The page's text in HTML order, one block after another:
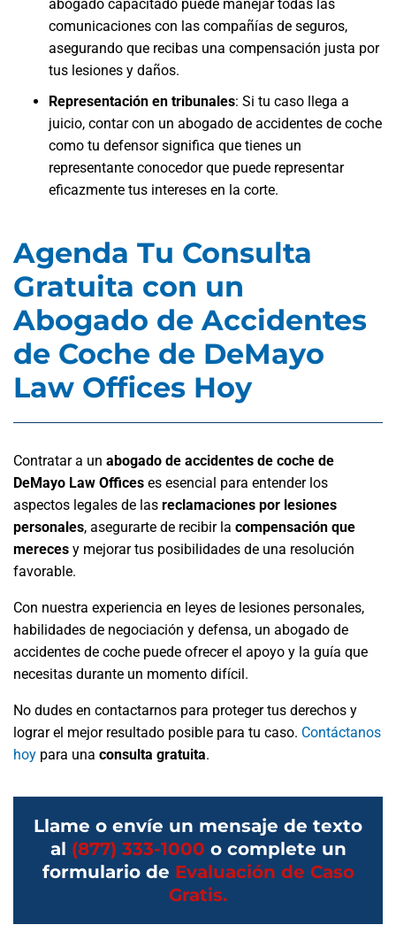
abogado capacitado puede manejar todas las
comunicaciones con las compañías de seguros,
asegurando que recibas una compensación justa por
tus lesiones y daños.
Representación en tribunales: Si tu caso llega a
juicio, contar con un abogado de accidentes de coche
como tu defensor significa que tienes un
representante conocedor que puede representar
eficazmente tus intereses en la corte.
Agenda Tu Consulta
Gratuita con un
Abogado de Accidentes
de Coche de DeMayo
Law Offices Hoy
Contratar a un abogado de accidentes de coche de
DeMayo Law Offices es esencial para entender los
aspectos legales de las reclamaciones por lesiones
personales, asegurarte de recibir la compensación que
mereces y mejorar tus posibilidades de una resolución
favorable.
Con nuestra experiencia en leyes de lesiones personales,
habilidades de negociación y defensa, un abogado de
accidentes de coche puede ofrecer el apoyo y la guía que
necesitas durante un momento difícil.
No dudes en contactarnos para proteger tus derechos y
lograr el mejor resultado posible para tu caso. Contáctanos
hoy para una consulta gratuita.
Llame o envíe un mensaje de texto
al (877) 333-1000 o complete un
formulario de Evaluación de Caso
Gratis.